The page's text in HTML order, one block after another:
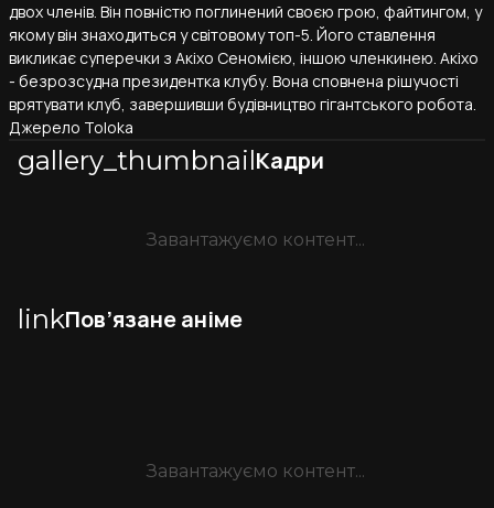
двох членів. Він повністю поглинений своєю грою, файтингом, у
якому він знаходиться у світовому топ-5. Його ставлення
викликає суперечки з Акіхо Сеномією, іншою членкинею. Акіхо
- безрозсудна президентка клубу. Вона сповнена рішучості
врятувати клуб, завершивши будівництво гігантського робота.
Джерело Toloka
gallery_thumbnailКадри
Завантажуємо контент...
linkПов’язане аніме
Завантажуємо контент...